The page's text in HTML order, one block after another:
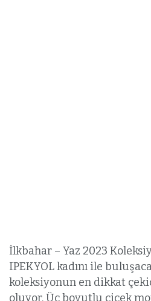
İlkbahar – Yaz 2023
IPEKYOL kadını ile
koleksiyonun en dikkat
oluyor. Üç boyutlu çiçek